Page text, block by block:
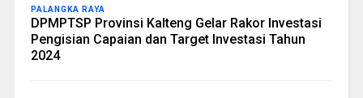
PALANGKA RAYA
DPMPTSP Provinsi Kalteng Gelar Rakor Investasi
Pengisian Capaian dan Target Investasi Tahun
2024